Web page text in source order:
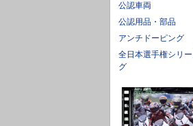
公認車両
公認用品・部品
アンチドーピング
全日本選手権シリ
グ